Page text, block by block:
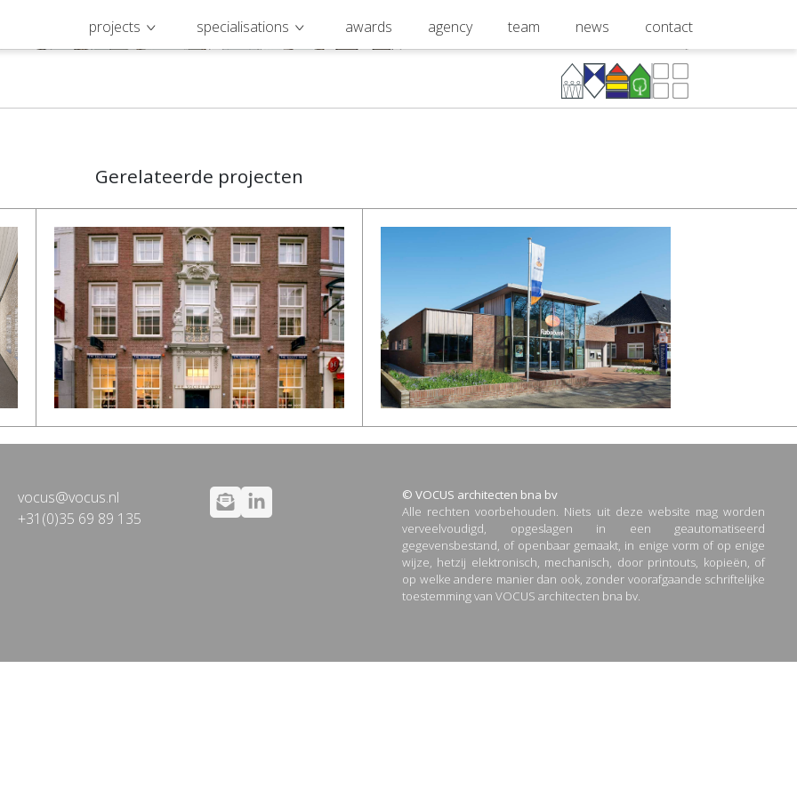
projects specialisations awards agency team news contact
Gerelateerde projecten
vocus@vocus.nl
+31(0)35 69 89 135
© VOCUS architecten bna bv
Alle rechten voorbehouden. Niets uit deze website mag worden
verveelvoudigd, opgeslagen in een geautomatiseerd
gegevensbestand, of openbaar gemaakt, in enige vorm of op enige
wijze, hetzij elektronisch, mechanisch, door printouts, kopieën, of
op welke andere manier dan ook, zonder voorafgaande schriftelijke
toestemming van VOCUS architecten bna bv.